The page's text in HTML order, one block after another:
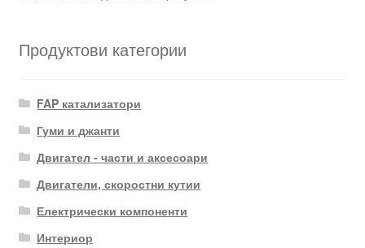
Продуктови категории
FAP катализатори
Гуми и джанти
Двигател - части и аксесоари
Двигатели, скоростни кутии
Електрически компоненти
Интериор